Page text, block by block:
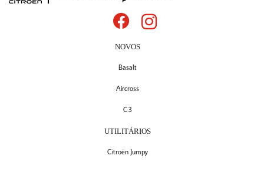
NOVOS
Basalt
Aircross
C3
UTILITÁRIOS
Citroën Jumpy